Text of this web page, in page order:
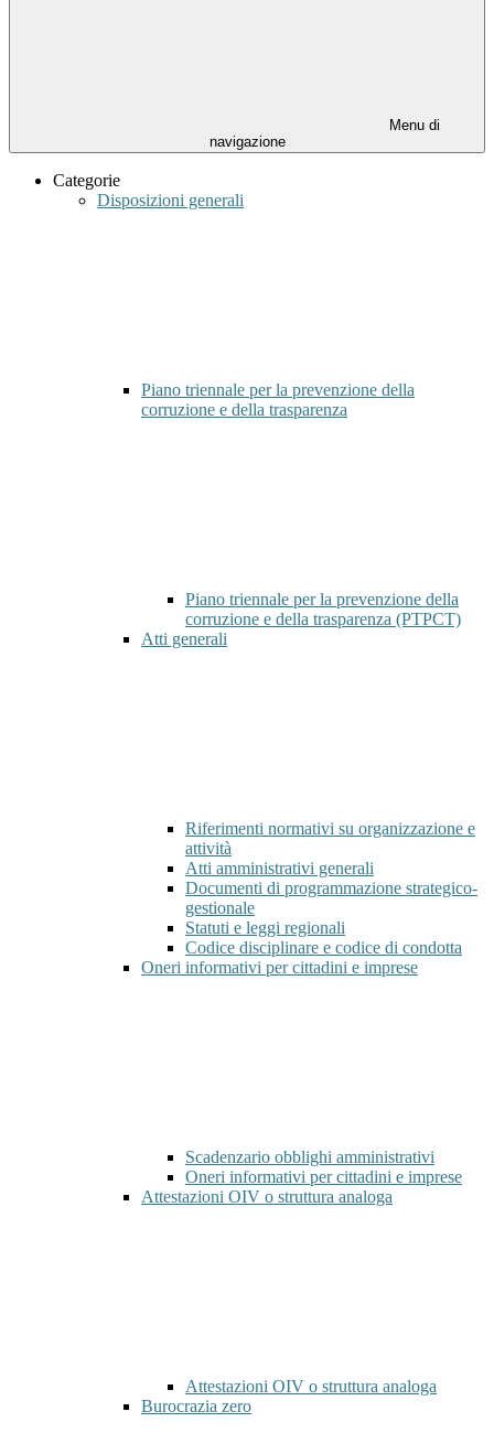
Menu di
navigazione
Categorie
Disposizioni generali
Piano triennale per la prevenzione della
corruzione e della trasparenza
Piano triennale per la prevenzione della
corruzione e della trasparenza (PTPCT)
Atti generali
Riferimenti normativi su organizzazione e
attività
Atti amministrativi generali
Documenti di programmazione strategico-
gestionale
Statuti e leggi regionali
Codice disciplinare e codice di condotta
Oneri informativi per cittadini e imprese
Scadenzario obblighi amministrativi
Oneri informativi per cittadini e imprese
Attestazioni OIV o struttura analoga
Attestazioni OIV o struttura analoga
Burocrazia zero